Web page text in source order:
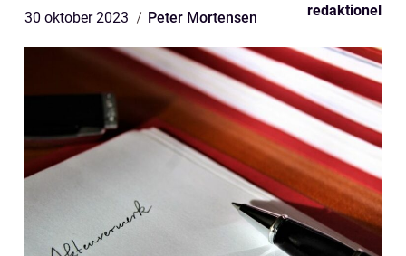
30 oktober 2023 Peter Mortensen redaktionel